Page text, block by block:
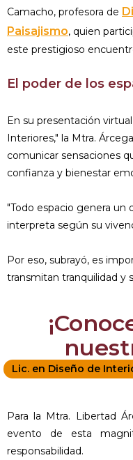
Camacho, profesora de
Paisajismo, quien
este prestigioso
El poder de los
En su presentación
Interiores," la Mtra.
comunicar sensaciones
confianza y bienestar
"Todo espacio genera un
interpreta según su
Por eso, subrayó, es
transmitan tranquilidad y
Lic. en Diseño de
Para la Mtra. Libertad
evento de esta
responsabilidad.